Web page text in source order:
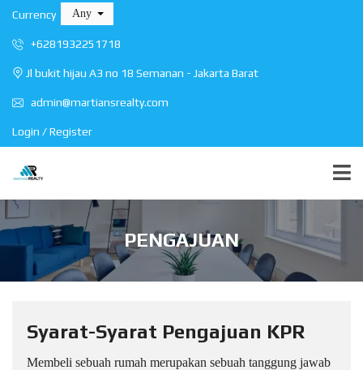
Currency Any
+6281932251718
Jl bukit hijau A3 no 18 Semanan - Jakarta Barat
admin@martiansrealty.com
Login / Register
PENGAJUAN
Syarat-Syarat Pengajuan KPR
Membeli sebuah rumah merupakan sebuah tanggung jawab